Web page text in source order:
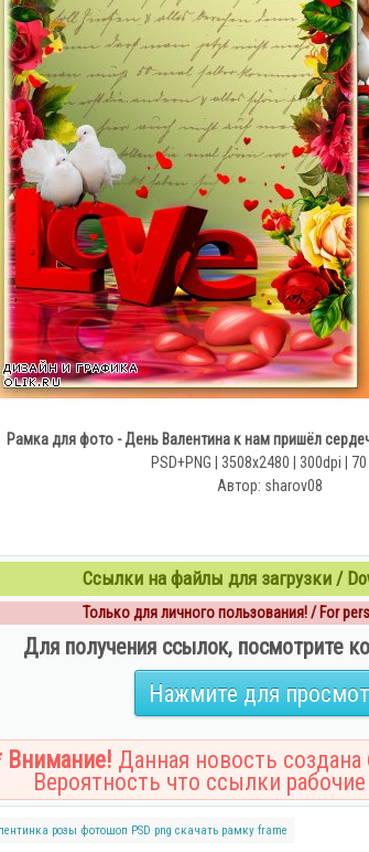
Рамка для фото - День Валентина к нам пришёл
PSD+PNG | 3508x2480 | 300dpi | 70
Автор: sharov08
Ссылки на файлы для загрузки /
Только для личного пользования! / For
Для получения ссылок, посмотрите
Нажмите для
Внимание! Данная новость создана
Вероятность что ссылки
розы фотошоп PSD png скачать рамку frame